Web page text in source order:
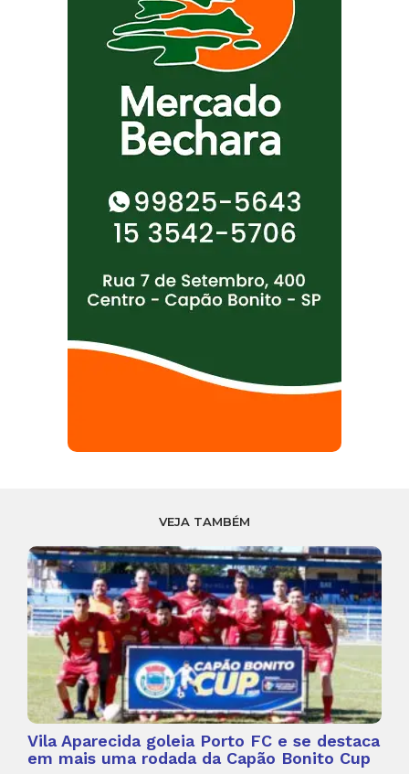
VEJA TAMBÉM
Vila Aparecida goleia Porto FC e se destaca
em mais uma rodada da Capão Bonito Cup